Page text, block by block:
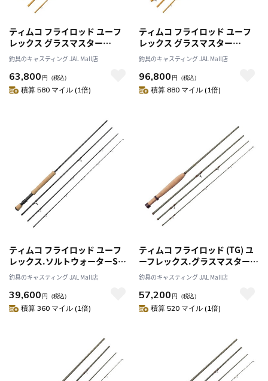
ティムコ フライロッド ユーフ
レックス グラスマスター
71145-4 TSF SH4/5
釣具のキャスティング JAL Mall店
63,800 円 （税込）
積算 580 マイル (1倍)
ティムコ フライロッド ユーフ
レックス グラスマスター
12078-4 TSF DH7/8
釣具のキャスティング JAL Mall店
96,800 円 （税込）
積算 880 マイル (1倍)
ティムコ フライロッド ユーフ
レックス.ソルトウォーターSP
906-4
釣具のキャスティング JAL Mall店
39,600 円 （税込）
積算 360 マイル (1倍)
ティムコ フライロッド (TG) ユ
ーフレックス.グラスマスター
5113-4 グレー
釣具のキャスティング JAL Mall店
57,200 円 （税込）
積算 520 マイル (1倍)